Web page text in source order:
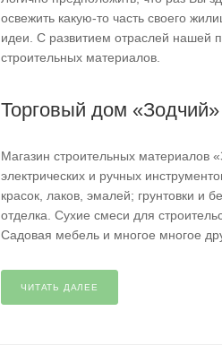
освежить какую-то часть своего
идеи. С развитием отраслей нашей
строительных материалов.
Торговый дом «Зодчий»
Магазин строительных материалов
электрических и ручных
красок, лаков, эмалей; грунтовки и
отделка. Сухие смеси для
Садовая мебель и многое многое
ЧИТАТЬ ДАЛЕЕ